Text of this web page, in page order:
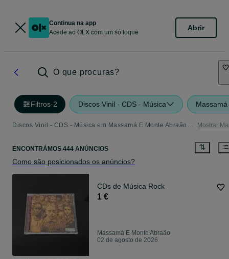
Continua na app
Acede ao OLX com um só toque
Abrir
O que procuras?
Filtros·2 Discos Vinil - CDS - Música
Discos Vinil - CDS - Música em Massamá E Monte Abraão - tudo o que precisa Mostrar
ENCONTRÁMOS 444 ANÚNCIOS
Como são posicionados os anúncios?
CDs de Música Rock
1 €
Massamá E Monte Abraão
02 de agosto de 2026